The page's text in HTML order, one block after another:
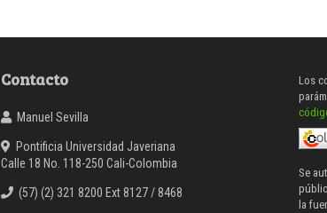
Contacto
Manuel Sevilla
Pontificia Universidad Javeriana
Calle 18 No. 118-250 Cali-Colombia
(57) (2) 321 8200 Ext 8127 / 8468
Los
Se
la